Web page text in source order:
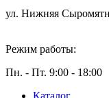
ул. Нижняя
Режим работы:
Пн. - Пт. 9:00 - 18:00
Каталог